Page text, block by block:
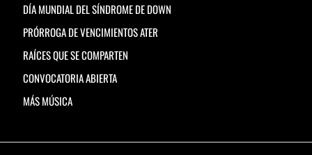
DÍA MUNDIAL DEL SÍNDROME DE DOWN
PRÓRROGA DE VENCIMIENTOS ATER
RAÍCES QUE SE COMPARTEN
CONVOCATORIA ABIERTA
MÁS MÚSICA